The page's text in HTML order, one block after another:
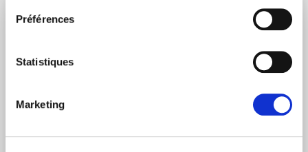
Préférences
Statistiques
Marketing
RESTEZ INFORMÉ
Prénom